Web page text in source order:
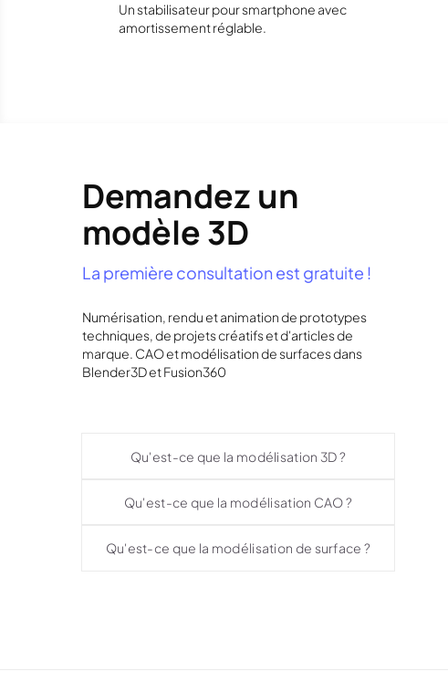
Un stabilisateur pour smartphone avec
amortissement réglable.
Demandez un
modèle 3D
La première consultation est gratuite !
Numérisation, rendu et animation de prototypes
techniques, de projets créatifs et d'articles de
marque. CAO et modélisation de surfaces dans
Blender3D et Fusion360
Qu'est-ce que la modélisation 3D ?
Qu'est-ce que la modélisation CAO ?
Qu'est-ce que la modélisation de surface ?